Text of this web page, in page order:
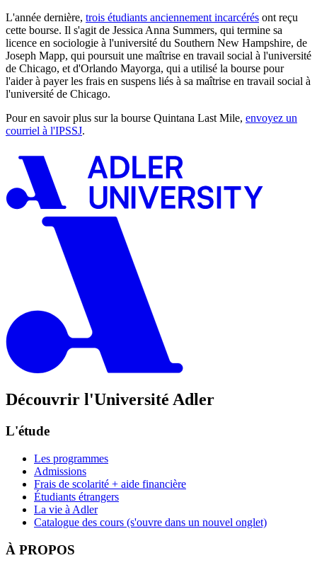
L'année dernière, trois étudiants anciennement incarcérés ont reçu
cette bourse. Il s'agit de Jessica Anna Summers, qui termine sa
licence en sociologie à l'université du Southern New Hampshire, de
Joseph Mapp, qui poursuit une maîtrise en travail social à l'université
de Chicago, et d'Orlando Mayorga, qui a utilisé la bourse pour
l'aider à payer les frais en suspens liés à sa maîtrise en travail social à
l'université de Chicago.
Pour en savoir plus sur la bourse Quintana Last Mile, envoyez un
courriel à l'IPSSJ.
Découvrir l'Université Adler
L'étude
Les programmes
Admissions
Frais de scolarité + aide financière
Étudiants étrangers
La vie à Adler
Catalogue des cours (s'ouvre dans un nouvel onglet)
À PROPOS